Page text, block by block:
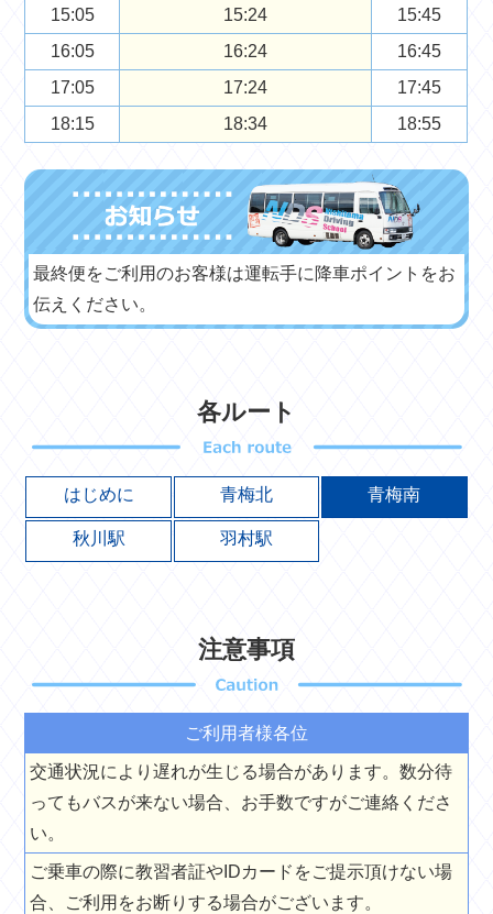
15:05
15:24
15:45
16:05
16:24
16:45
17:05
17:24
17:45
18:15
18:34 18:55
最終便をご利用のお客様は運転手に降車ポイントをお
伝えください。
各ルート
はじめに 青梅北 青梅南
秋川駅 羽村駅
注意事項
ご利用者様各位
交通状況により遅れが生じる場合があります。数分待
ってもバスが来ない場合、お手数ですがご連絡くださ
い。
ご乗車の際に教習者証やIDカードをご提示頂けない場
合、ご利用をお断りする場合がございます。